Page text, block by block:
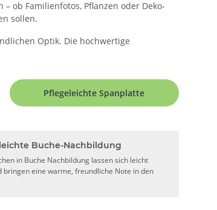
ob Familienfotos, Pflanzen oder Deko-
sollen.
Optik. Die hochwertige
Pflegeleichte Spanplatte
Buche-Nachbildung
in Buche Nachbildung lassen sich leicht
bringen eine warme, freundliche Note in den